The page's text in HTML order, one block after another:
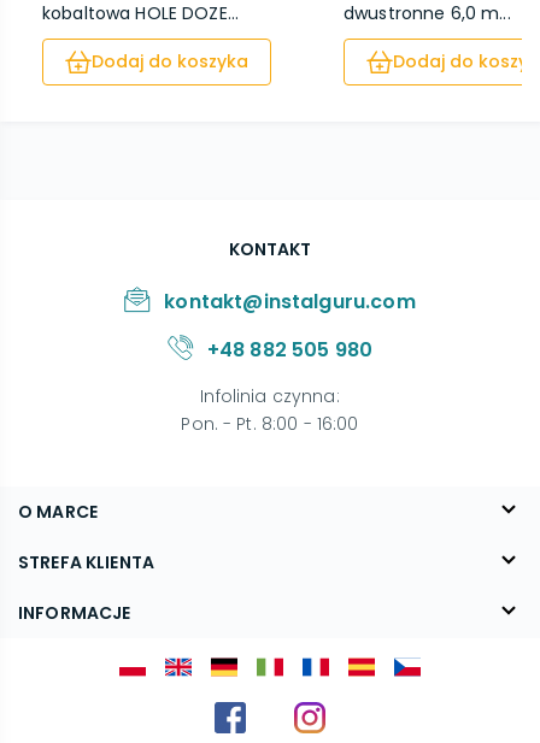
kobaltowa HOLE DOZE...
Dodaj do koszyka
dwustronne 6,0 m...
Dodaj do
O MARCE
O nas
Blog
STREFA KLIENTA
FAQ
INFORMACJE
KONTAKT
kontakt@instalguru.com
+48 882 505 980
Infolinia czynna:
Pon. - Pt. 8:00 - 16:00